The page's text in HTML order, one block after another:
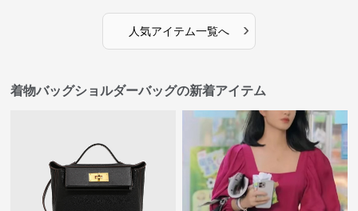
人気アイテム一覧へ ›
着物バッグショルダーバッグの新着アイテム